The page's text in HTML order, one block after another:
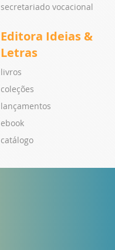
secretariado vocacional
Editora Ideias &
Letras
livros
coleções
lançamentos
ebook
catálogo